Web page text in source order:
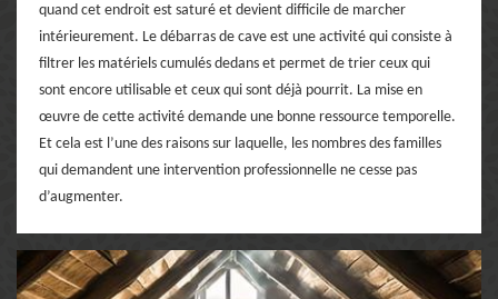
quand cet endroit est saturé et devient difficile de marcher
intérieurement. Le débarras de cave est une activité qui consiste à
filtrer les matériels cumulés dedans et permet de trier ceux qui
sont encore utilisable et ceux qui sont déjà pourrit. La mise en
œuvre de cette activité demande une bonne ressource temporelle.
Et cela est l’une des raisons sur laquelle, les nombres des familles
qui demandent une intervention professionnelle ne cesse pas
d’augmenter.